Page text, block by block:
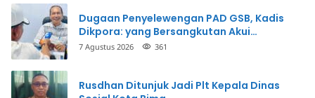
Dugaan Penyelewengan PAD GSB, Kadis
Dikpora: yang Bersangkutan Akui
Perbuatannya dan Siap Mengembalikan
7 Agustus 2026 361
Rusdhan Ditunjuk Jadi Plt Kepala Dinas